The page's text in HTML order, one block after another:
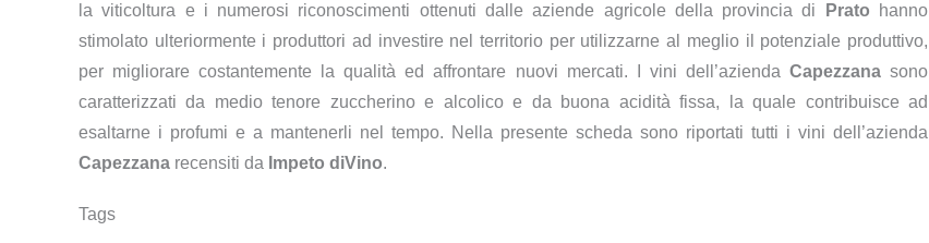
la viticoltura e i numerosi riconoscimenti ottenuti dalle aziende agricole della provincia di
Prato hanno
stimolato ulteriormente i produttori ad investire nel territorio per utilizzarne al meglio il potenziale produttivo,
per migliorare costantemente la qualità ed affrontare nuovi mercati. I vini dell’azienda Capezzanasono
caratterizzati da medio tenore zuccherino e alcolico e da buona acidità fissa, la quale contribuisce ad
esaltarne i profumi e a mantenerli nel tempo. Nella presente scheda sono riportati tutti i vini dell’azienda
Capezzana recensiti da Impeto diVino.
Tags